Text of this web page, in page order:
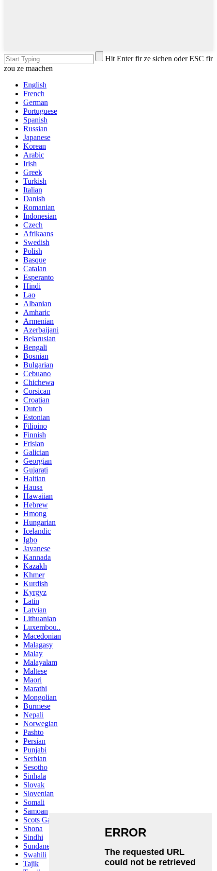
Hit Enter fir ze sichen oder ESC fir
zou ze maachen
English
French
German
Portuguese
Spanish
Russian
Japanese
Korean
Arabic
Irish
Greek
Turkish
Italian
Danish
Romanian
Indonesian
Czech
Afrikaans
Swedish
Polish
Basque
Catalan
Esperanto
Hindi
Lao
Albanian
Amharic
Armenian
Azerbaijani
Belarusian
Bengali
Bosnian
Bulgarian
Cebuano
Chichewa
Corsican
Croatian
Dutch
Estonian
Filipino
Finnish
Frisian
Galician
Georgian
Gujarati
Haitian
Hausa
Hawaiian
Hebrew
Hmong
Hungarian
Icelandic
Igbo
Javanese
Kannada
Kazakh
Khmer
Kurdish
Kyrgyz
Latin
Latvian
Lithuanian
Luxembou..
Macedonian
Malagasy
Malay
Malayalam
Maltese
Maori
Marathi
Mongolian
Burmese
Nepali
Norwegian
Pashto
Persian
Punjabi
Serbian
Sesotho
Sinhala
Slovak
Slovenian
Somali
Samoan
Scots Gaelic
Shona
Sindhi
Sundanese
Swahili
Tajik